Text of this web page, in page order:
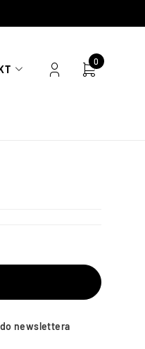
0
newslettera